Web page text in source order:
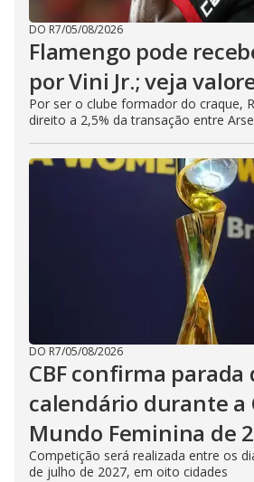
DO R7/05/08/2026
Flamengo pode
por Vini Jr.; veja
Por ser o clube formador do craque,
direito a 2,5% da transação entre
DO R7/05/08/2026
CBF confirma parada
calendário durante a
Mundo Feminina de
Competição será realizada entre os
de julho de 2027, em oito cidades